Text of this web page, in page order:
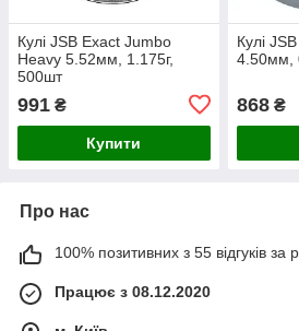
Кулі JSB Exact Jumbo
Heavy 5.52мм, 1.175г,
500шт
991 ₴
Купити
Кулі
4.50мм,
868₴
Про нас
100% позитивних з 55 відгуків за
Працює з 08.12.2020